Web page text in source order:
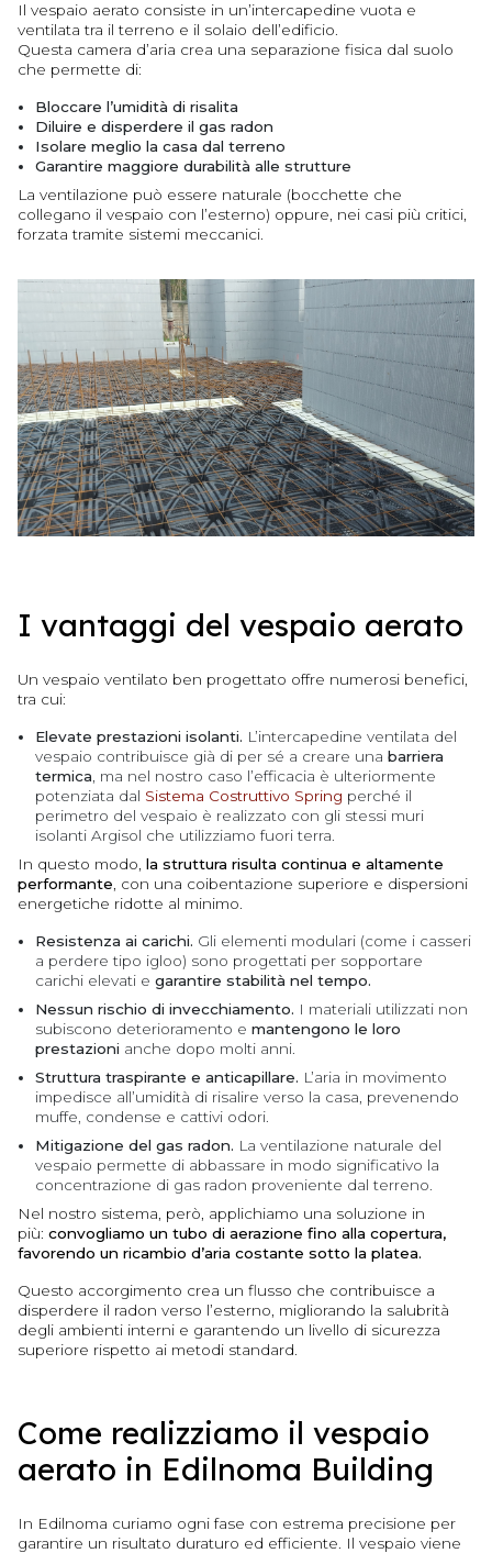
Il vespaio aerato consiste in un’intercapedine vuota e
ventilata tra il terreno e il solaio dell’edificio.
Questa camera d’aria crea una separazione fisica dal suolo
che permette di:
Bloccare l’umidità di risalita
Diluire e disperdere il gas radon
Isolare meglio la casa dal terreno
Garantire maggiore durabilità alle strutture
La ventilazione può essere naturale (bocchette che
collegano il vespaio con l’esterno) oppure, nei casi più critici,
forzata tramite sistemi meccanici.
I vantaggi del vespaio aerato
Un vespaio ventilato ben progettato offre numerosi benefici,
tra cui:
Elevate prestazioni isolanti. L’intercapedine ventilata del
vespaio contribuisce già di per sé a creare una barriera
termica , ma nel nostro caso l’efficacia è ulteriormente
potenziata dal Sistema Costruttivo Spring perché il
perimetro del vespaio è realizzato con gli stessi muri
isolanti Argisol che utilizziamo fuori terra.
In questo modo, la struttura risulta continua e altamente
performante , con una coibentazione superiore e dispersioni
energetiche ridotte al minimo.
Resistenza ai carichi. Gli elementi modulari (come i casseri
a perdere tipo igloo) sono progettati per sopportare
carichi elevati e garantire stabilità nel tempo.
Nessun rischio di invecchiamento. I materiali utilizzati non
subiscono deterioramento e mantengono le loro
prestazioni anche dopo molti anni.
Struttura traspirante e anticapillare. L’aria in movimento
impedisce all’umidità di risalire verso la casa, prevenendo
muffe, condense e cattivi odori.
Mitigazione del gas radon. La ventilazione naturale del
vespaio permette di abbassare in modo significativo la
concentrazione di gas radon proveniente dal terreno.
Nel nostro sistema, però, applichiamo una soluzione in
più: convogliamo un tubo di aerazione fino alla copertura,
favorendo un ricambio d’aria costante sotto la platea.
Questo accorgimento crea un flusso che contribuisce a
disperdere il radon verso l’esterno, migliorando la salubrità
degli ambienti interni e garantendo un livello di sicurezza
superiore rispetto ai metodi standard.
Come realizziamo il vespaio
aerato in Edilnoma Building
In Edilnoma curiamo ogni fase con estrema precisione per
garantire un risultato duraturo ed efficiente. Il vespaio viene